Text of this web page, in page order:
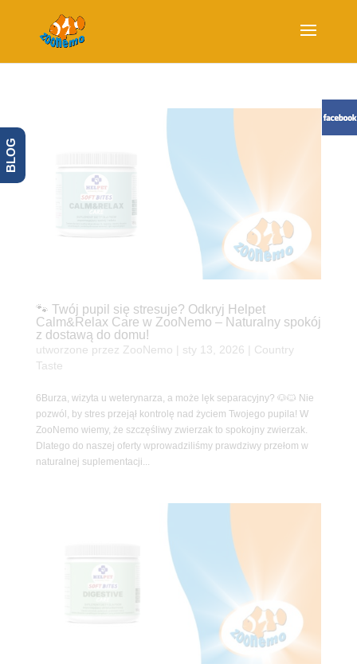
🐾 Twój pupil się stresuje? Odkryj Helpet
Calm&Relax Care w ZooNemo – Naturalny spokój
z dostawą do domu!
utworzone przez ZooNemo sty 13, 2026
Country
Taste
6Burza, wizyta u weterynarza, a może lęk separacyjny? 🐶🐱 Nie
pozwól, by stres przejął kontrolę nad życiem Twojego pupila! W
ZooNemo wiemy, że szczęśliwy zwierzak to spokojny zwierzak.
Dlatego do naszej oferty wprowadziliśmy prawdziwy przełom w
naturalnej suplementacji...
BLOG